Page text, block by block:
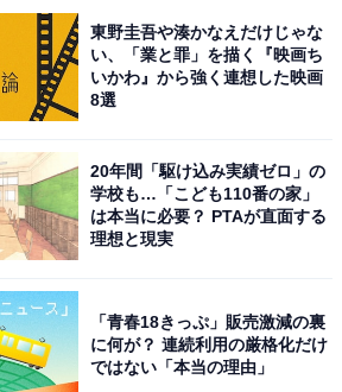
東野圭吾や湊かなえだけじゃな
い、「業と罪」を描く『映画ち
いかわ』から強く連想した映画
8選
20年間「駆け込み実績ゼロ」の
学校も…「こども110番の家」
は本当に必要？ PTAが直面する
理想と現実
「青春18きっぷ」販売激減の裏
に何が？ 連続利用の厳格化だけ
ではない「本当の理由」